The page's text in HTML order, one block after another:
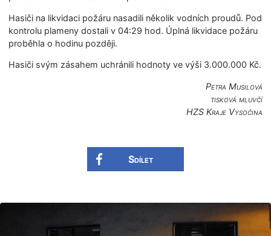
Hasiči na likvidaci požáru nasadili několik vodních proudů. Pod
kontrolu plameny dostali v 04:29 hod. Úplná likvidace požáru
proběhla o hodinu později.
Hasiči svým zásahem uchránili hodnoty ve výši 3.000.000 Kč.
Petra Musilová
tisková mluvčí
HZS Kraje Vysočina
Sdílet